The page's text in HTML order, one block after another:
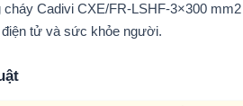
cháy Cadivi CXE/FR-LSHF-3×300
tử và sức khỏe người.